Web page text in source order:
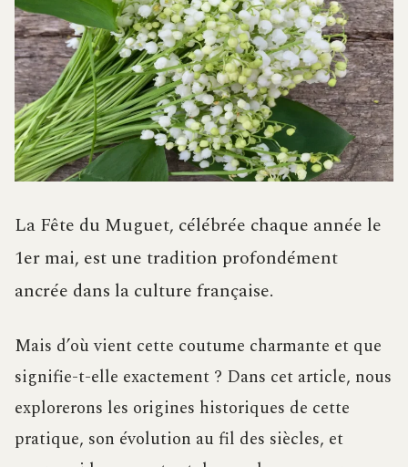
La Fête du Muguet, célébrée chaque année le
1er mai, est une tradition profondément
ancrée dans la culture française.
Mais d’où vient cette coutume charmante et que
signifie-t-elle exactement ? Dans cet article, nous
explorerons les origines historiques de cette
pratique, son évolution au fil des siècles, et